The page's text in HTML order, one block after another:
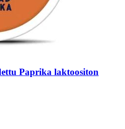
Paprika laktoositon